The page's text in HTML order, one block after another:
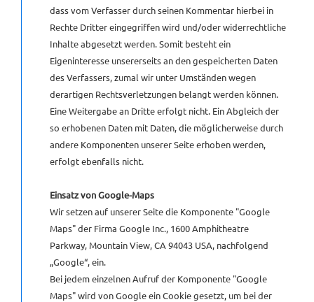
dass vom Verfasser durch seinen Kommentar hierbei in
Rechte Dritter eingegriffen wird und/oder widerrechtliche
Inhalte abgesetzt werden. Somit besteht ein
Eigeninteresse unsererseits an den gespeicherten Daten
des Verfassers, zumal wir unter Umständen wegen
derartigen Rechtsverletzungen belangt werden können.
Eine Weitergabe an Dritte erfolgt nicht. Ein Abgleich der
so erhobenen Daten mit Daten, die möglicherweise durch
andere Komponenten unserer Seite erhoben werden,
erfolgt ebenfalls nicht.
Einsatz von Google-Maps
Wir setzen auf unserer Seite die Komponente "Google
Maps" der Firma Google Inc., 1600 Amphitheatre
Parkway, Mountain View, CA 94043 USA, nachfolgend
„Google“, ein.
Bei jedem einzelnen Aufruf der Komponente "Google
Maps" wird von Google ein Cookie gesetzt, um bei der